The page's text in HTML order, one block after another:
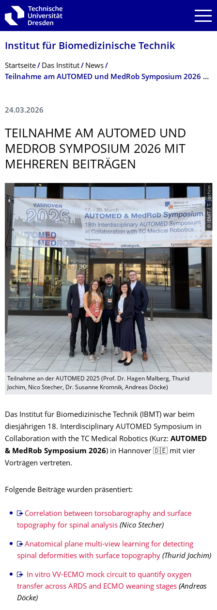
Zur Hauptnavigation springen
Zur Suche springen
Zum Inhalt springen
Institut für Biomedizinische Technik
Breadcrumb-Menü
Startseite Das Institut
News
Teilnahme am AUTOMED und MedRob Symposium 2026 mit mehreren Beiträgen
24.03.2026
TEILNAHME AM AUTOMED UND
MEDROB SYMPOSIUM 2026 MIT
MEHREREN BEITRÄGEN
© IBMT / T. Jochim
Teilnahme an der AUTOMED 2025 (Prof. Dr. Hagen Malberg, Thurid
Jochim, Nico Stecher, Dr. Susanne Kromnik, Andreas Döcke)
Das Institut für Biomedizinische Technik (IBMT) war beim
diesjährigen 18. Interdisciplinary AUTOMED Symposium in
Collaboration with the TC Medical Robotics (Kurz: AUTOMED
& MedRob Symposium 2026) in Hannover 🇩🇪 mit vier
Vorträgen vertreten.
Folgende Beiträge wurden präsentiert:
Correlation between torsobarography and surface
topography for spinal analysis (Nico Stecher)
Anatomical plane multi-view learning for detecting
spinal deformities with surface topography (Thurid Jochim)
In vitro VV-ECMO mock circuit to quantify oxygen
transfer across ARDS and ECMO weaning stages (Andreas
Döcke)